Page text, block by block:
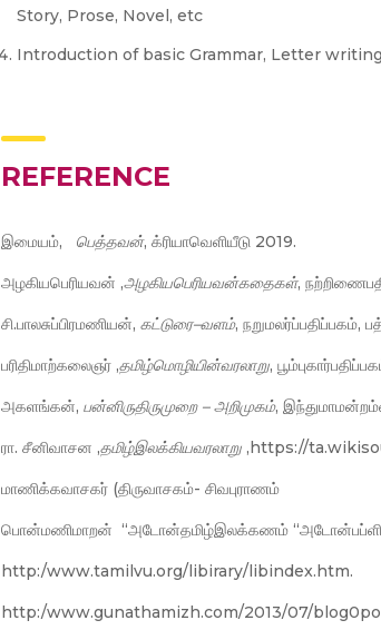
Story, Prose, Novel, etc
Introduction of basic Grammar, Letter
REFERENCE
இமையம், பெத்தவன், க்ரியாவெளியீடு 2019.
அழகியபெரியவன் ,அழகியபெரியவன்கதைகள்,
சி.பாலசுப்பிரமணியன், கட்டுரை–வளம், நறுமலர்ப்பதிப்பகம்,
பரிதிமாற்கலைஞர் ,தமிழ்மொழியின்வரலாறு,
அகளங்கன், பன்னிருதிருமுறை–அறிமுகம்,
ரா. சீனிவாசன ,தமிழ்இலக்கியவரலாறு ,https://
மாணிக்கவாசகர் (திருவாசகம்- சிவபுராணம்
பொன்மணிமாறன் “அடோன்தமிழ்இலக்கணம்
http:/www.tamilvu.org/libirary/libindex.htm.
http:/www.gunathamizh.com/2013/07/